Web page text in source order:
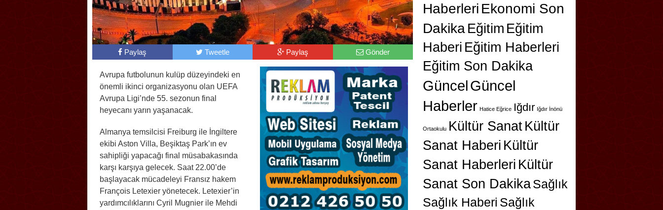
Paylaş Tweetle Paylaş Gönder
Avrupa futbolunun kulüp düzeyindeki en
önemli ikinci organizasyonu olan UEFA
Avrupa Ligi’nde 55. sezonun final
heyecanı yarın yaşanacak.
Almanya temsilcisi Freiburg ile İngiltere
ekibi Aston Villa, Beşiktaş Park’ın ev
sahipliği yapacağı final müsabakasında
karşı karşıya gelecek. Saat 22.00’de
başlayacak mücadeleyi Fransız hakem
François Letexier yönetecek. Letexier’in
yardımcılıklarını Cyril Mugnier ile Mehdi
Haberleri Ekonomi Son
Dakika Eğitim Eğitim
Haberi Eğitim Haberleri
Eğitim Son Dakika
GüncelGüncel
Haberler Hatice Eğrice Iğdır Iğdır İnönü
Ortaokulu Kültür SanatKültür
Sanat Haberi Kültür
Sanat Haberleri Kültür
Sanat Son DakikaSağlık
Sağlık Haberi Sağlık